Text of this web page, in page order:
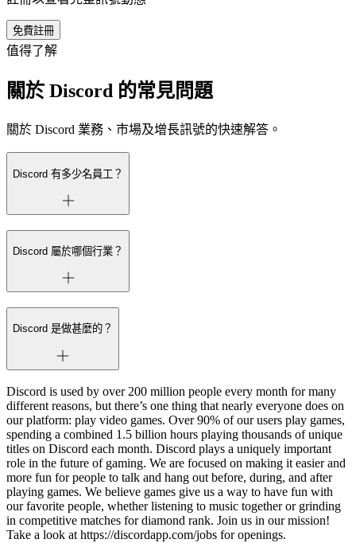
免費註冊
值得了解
關於 Discord 的常見問題
關於 Discord 業務、市場及增長訊號的快速解答。
Discord 有多少名員工？
Discord 屬於哪個行業？
Discord 是做甚麼的？
Discord is used by over 200 million people every month for many
different reasons, but there’s one thing that nearly everyone does on
our platform: play video games. Over 90% of our users play games,
spending a combined 1.5 billion hours playing thousands of unique
titles on Discord each month. Discord plays a uniquely important
role in the future of gaming. We are focused on making it easier and
more fun for people to talk and hang out before, during, and after
playing games. We believe games give us a way to have fun with
our favorite people, whether listening to music together or grinding
in competitive matches for diamond rank. Join us in our mission!
Take a look at https://discordapp.com/jobs for openings.